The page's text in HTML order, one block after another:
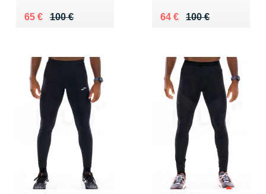
100 €
Au lieu de 100 €
65 €
Vendu 65 € 100 €
Au lieu de 100 €
64 €
Vendu 64 €